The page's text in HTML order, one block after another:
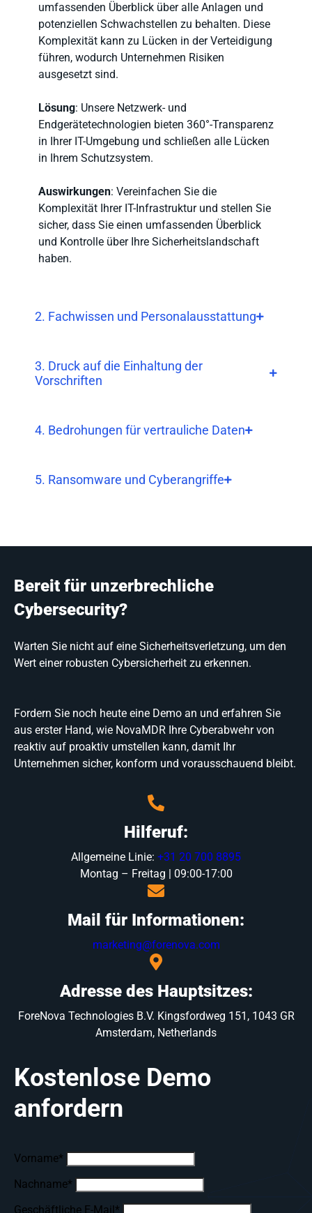
umfassenden Überblick über alle Anlagen und
potenziellen Schwachstellen zu behalten. Diese
Komplexität kann zu Lücken in der Verteidigung
führen, wodurch Unternehmen Risiken
ausgesetzt sind.
Lösung: Unsere Netzwerk- und
Endgerätetechnologien bieten 360°-Transparenz
in Ihrer IT-Umgebung und schließen alle Lücken
in Ihrem Schutzsystem.
Auswirkungen: Vereinfachen Sie die
Komplexität Ihrer IT-Infrastruktur und stellen Sie
sicher, dass Sie einen umfassenden Überblick
und Kontrolle über Ihre Sicherheitslandschaft
haben.
2. Fachwissen und Personalausstattung
3. Druck auf die Einhaltung der
Vorschriften
4. Bedrohungen für vertrauliche Daten
5. Ransomware und Cyberangriffe
Bereit für unzerbrechliche
Cybersecurity?
Warten Sie nicht auf eine Sicherheitsverletzung, um den
Wert einer robusten Cybersicherheit zu erkennen.
Fordern Sie noch heute eine Demo an und erfahren Sie
aus erster Hand, wie NovaMDR Ihre Cyberabwehr von
reaktiv auf proaktiv umstellen kann, damit Ihr
Unternehmen sicher, konform und vorausschauend bleibt.
Hilferuf:
Allgemeine Linie: +31 20 700 8895
Montag – Freitag | 09:00-17:00
Mail für Informationen:
marketing@forenova.com
Adresse des Hauptsitzes:
ForeNova Technologies B.V. Kingsfordweg 151, 1043 GR
Amsterdam, Netherlands
Kostenlose Demo
anfordern
Vorname*
Nachname*
Geschäftliche E-Mail*